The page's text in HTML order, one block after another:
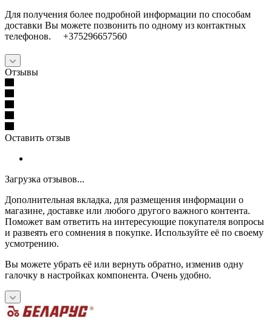
Для получения более подробной информации по способам
доставки Вы можете позвонить по одному из контактных
телефонов. +375296657560
Отзывы
Оставить отзыв
Загрузка отзывов...
Дополнительная вкладка, для размещения информации о
магазине, доставке или любого другого важного контента.
Поможет вам ответить на интересующие покупателя вопросы
и развеять его сомнения в покупке. Используйте её по своему
усмотрению.
Вы можете убрать её или вернуть обратно, изменив одну
галочку в настройках компонента. Очень удобно.